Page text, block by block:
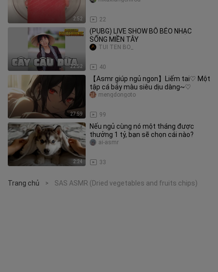
2:52 22
22:52
(PUBG) LIVE SHOW BÔ BÉO NHẠC
SỐNG MIỀN TÂY
40
TUI TÊN BÔ_
27:59
【Asmr giúp ngủ ngon】Liếm tai♡ Một
tập cá bảy màu siêu dịu dàng~♡
99
mengdongoto
2:24
Nếu ngủ cùng nó một tháng được
thưởng 1 tỷ, bạn sẽ chọn cái nào?
33
ai-asmr
Trang chủ > SAS ASMR (Dried vegetables and fruits chips)